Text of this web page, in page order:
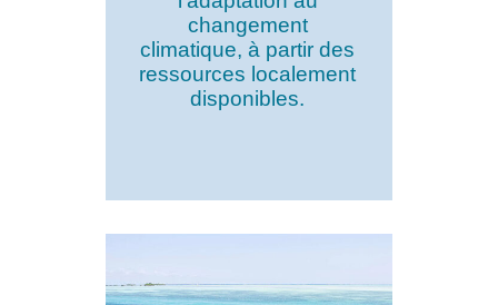
changement
climatique, à partir des
ressources localement
disponibles.